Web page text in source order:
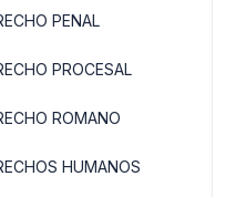
PENAL
PROCESAL
ROMANO
HUMANOS